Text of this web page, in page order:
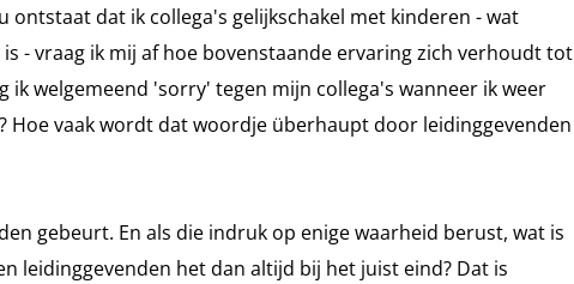
ontstaat dat ik collega's gelijkschakel met kinderen - wat
- vraag ik mij af hoe bovenstaande ervaring zich verhoudt tot
ik welgemeend 'sorry' tegen mijn collega's wanneer ik weer
Hoe vaak wordt dat woordje überhaupt door leidinggevenden
gebeurt. En als die indruk op enige waarheid berust, wat is
leidinggevenden het dan altijd bij het juist eind? Dat is